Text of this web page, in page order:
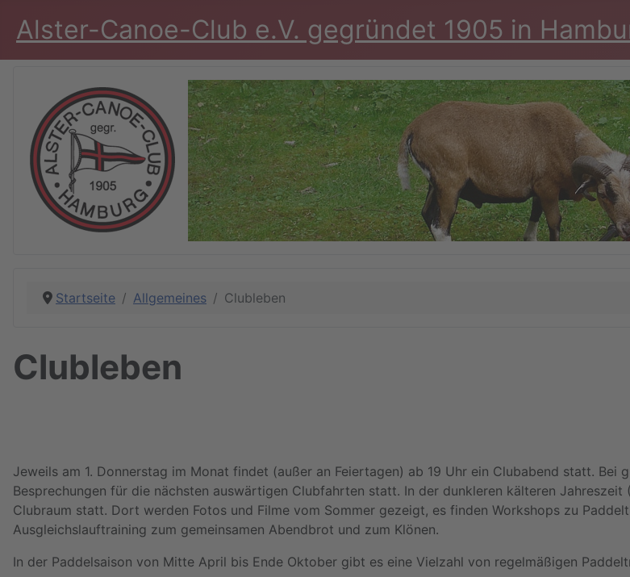
Alster-Canoe-Club e.V. gegründet 1905 in
Startseite Allgemeines Clubleben
Clubleben
Jeweils am 1. Donnerstag im Monat findet (außer an Feiertagen) ab 19 Uhr ein Clubabend statt.
Besprechungen für die nächsten auswärtigen Clubfahrten statt. In der dunkleren kälteren
Clubraum statt. Dort werden Fotos und Filme vom Sommer gezeigt, es finden Workshops zu
Ausgleichslauftraining zum gemeinsamen Abendbrot und zum Klönen.
In der Paddelsaison von Mitte April bis Ende Oktober gibt es eine Vielzahl von regelmäßigen